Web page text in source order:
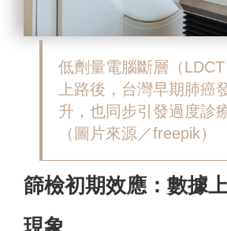
低劑量電腦斷層（
上路後，台灣早期肺癌
升，也同步引發過度診
（圖片來源／freepik）
篩檢初期效應：數據